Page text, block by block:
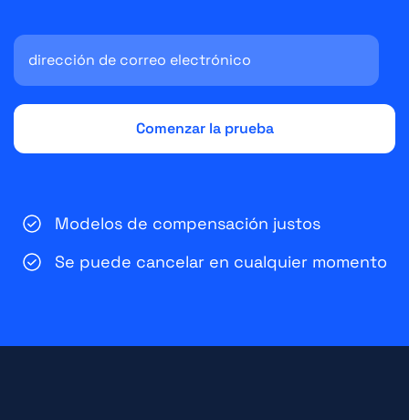
Modelos de compensación justos
Se puede cancelar en cualquier momento